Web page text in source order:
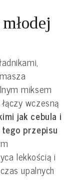
miksem
wczesną
jak cebula i
przepisu
lekkością i
upalnych